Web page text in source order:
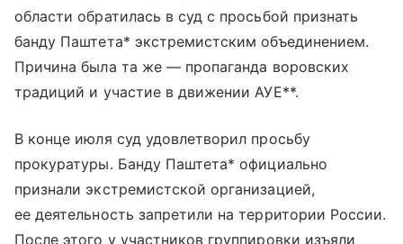
области обратилась в суд с просьбой признать
банду Паштета* экстремистским объединением.
Причина была та же — пропаганда воровских
традиций и участие в движении АУЕ**.
В конце июля суд удовлетворил просьбу
прокуратуры. Банду Паштета* официально
признали экстремистской организацией,
ее деятельность запретили на территории России.
После этого у участников группировки изъяли